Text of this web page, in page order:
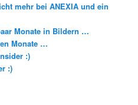
mehr bei ANEXIA und ein
Monate in Bildern …
Monate …
:)
:)